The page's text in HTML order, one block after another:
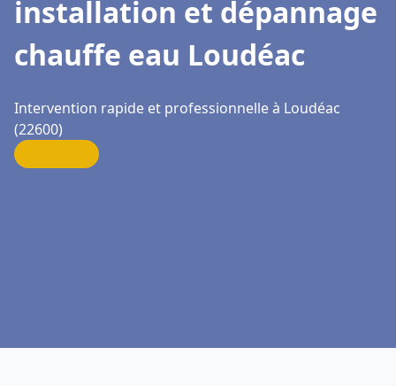
installation et dépannage
chauffe eau Loudéac
Intervention rapide et professionnelle à Loudéac
(22600)